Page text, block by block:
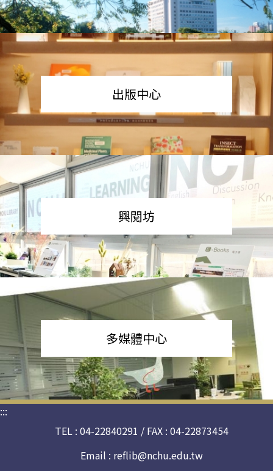
出版中心
興閱坊
多媒體中心
:::
TEL : 04-22840291 / FAX : 04-22873454
Email : reflib@nchu.edu.tw